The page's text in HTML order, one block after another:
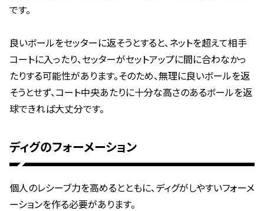
です。
良いボールをセッターに返そうとすると、ネットを超えて相手
コートに入ったり、セッターがセットアップに間に合わなかっ
たりする可能性があります。そのため、無理に良いボールを返
そうとせず、コート中央あたりに十分な高さのあるボールを返
球できれば大丈分です。
ディグのフォーメーション
個人のレシーブ力を高めるとともに、ディグがしやすいフォーメ
ーションを作る必要があります。